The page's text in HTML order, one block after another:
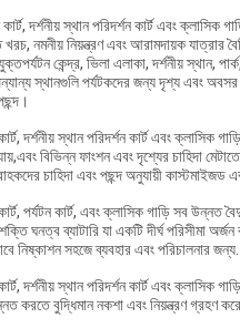
দর্শনীয় স্থান পরিদর্শন কার্ট এবং ক্লাসিক
নমনীয় নিয়ন্ত্রণ এবং আরামদায়ক যাত্রার
কেন্দ্র, ভিলা এলাকা, দর্শনীয় স্থান,
স্থানগুলি পর্যটকদের জন্য দৃশ্য এবং
দর্শনীয় স্থান পরিদর্শন কার্ট এবং ক্লাসিক
বিভিন্ন ফাংশন এবং দৃশ্যের চাহিদা
চাহিদা এবং পছন্দ অনুযায়ী কাস্টমাইজড
পর্যটন কার্ট, এবং ক্লাসিক গাড়ি সব উন্নত
ঘনত্ব ব্যাটারি যা একটি দীর্ঘ পরিসীমা
নিষ্কাশন সহজে ব্যবহার এবং পরিচালনার জন্য.
দর্শনীয় স্থান পরিদর্শন কার্ট এবং ক্লাসিক
করতে বুদ্ধিমান নকশা এবং নিয়ন্ত্রণ গ্রহণ